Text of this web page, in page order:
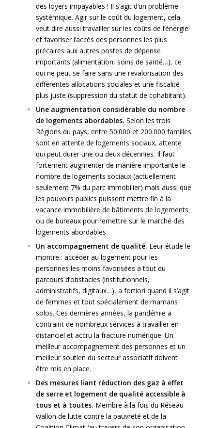
des loyers impayables ! Il s’agit d’un problème
systémique. Agir sur le coût du logement, cela
veut dire aussi travailler sur les coûts de l’énergie
et favoriser l’accès des personnes les plus
précaires aux autres postes de dépense
importants (alimentation, soins de santé…), ce
qui ne peut se faire sans une revalorisation des
différentes allocations sociales et une fiscalité
plus juste (suppression du statut de cohabitant).
Une augmentation considérable du nombre
de logements abordables. Selon les trois
Régions du pays, entre 50.000 et 200.000 familles
sont en attente de logements sociaux, attente
qui peut durer une ou deux décennies. Il faut
fortement augmenter de manière importante le
nombre de logements sociaux (actuellement
seulement 7% du parc immobilier) mais aussi que
les pouvoirs publics puissent mettre fin à la
vacance immobilière de bâtiments de logements
ou de bureaux pour remettre sur le marché des
logements abordables.
Un accompagnement de qualité. Leur étude le
montre : accéder au logement pour les
personnes les moins favorisées a tout du
parcours d’obstacles (institutionnels,
administratifs, digitaux…), a fortiori quand il s’agit
de femmes et tout spécialement de mamans
solos. Ces dernières années, la pandémie a
contraint de nombreux services à travailler en
distanciel et accru la fracture numérique. Un
meilleur accompagnement des personnes et un
meilleur soutien du secteur associatif doivent
être mis en place.
Des mesures liant réduction des gaz à effet
de serre et logement de qualité accessible à
tous et à toutes. Membre à la fois du Réseau
wallon de lutte contre la pauvreté et de la